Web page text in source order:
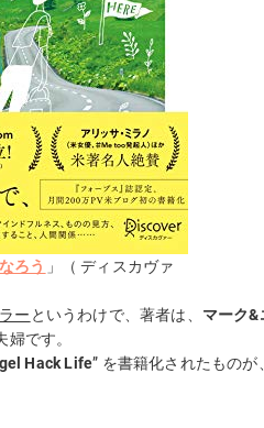
ろう 」（ ディスカヴァ
ー というわけで、著者は、 マーク&
です。
Hack Life” を書籍化されたもの